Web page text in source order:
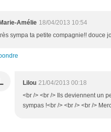
Marie-Amélie 18/04/2013 10:54
sympa ta petite compagnie!! douce
Lilou 21/04/2013 00:18
<br /> <br /> Ils deviennent un
sympas !<br /> <br /> <br />